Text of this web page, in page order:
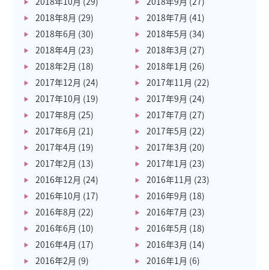
2018年8月 (29) 2018年7月 (41)
2018年6月 (30) 2018年5月 (34)
2018年4月 (23) 2018年3月 (27)
2018年2月 (18) 2018年1月 (26)
2017年12月 (24) 2017年11月 (22)
2017年10月 (19) 2017年9月 (24)
2017年8月 (25) 2017年7月 (27)
2017年6月 (21) 2017年5月 (22)
2017年4月 (19) 2017年3月 (20)
2017年2月 (13) 2017年1月 (23)
2016年12月 (24) 2016年11月 (23)
2016年10月 (17) 2016年9月 (18)
2016年8月 (22) 2016年7月 (23)
2016年6月 (10) 2016年5月 (18)
2016年4月 (17) 2016年3月 (14)
2016年2月 (9) 2016年1月 (6)